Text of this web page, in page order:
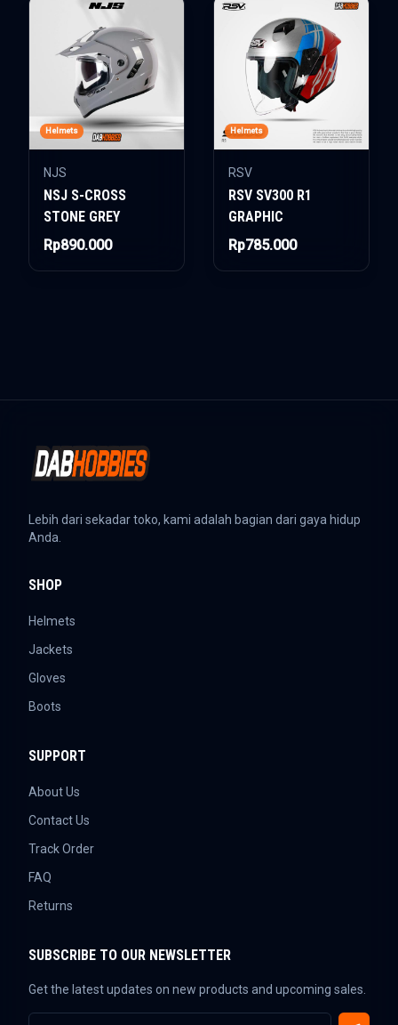
Helmets
NJS
NSJ S-CROSS
STONE GREY
Rp890.000
Helmets
RSV
RSV SV300 R1
GRAPHIC
Rp785.000
Lebih dari sekadar toko, kami adalah bagian dari gaya hidup
Anda.
SHOP
Helmets
Jackets
Gloves
Boots
SUPPORT
About Us
Contact Us
Track Order
FAQ
Returns
SUBSCRIBE TO OUR NEWSLETTER
Get the latest updates on new products and upcoming sales.